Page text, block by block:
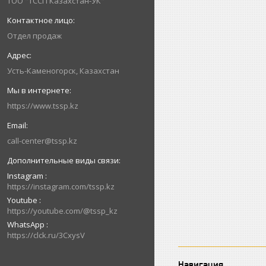
Отдел продаж
Усть-Каменогорск, Казахстан
https://www.tssp.kz
call-center@tssp.kz
Instagram
https://instagram.com/tssp.kz
Youtube
https://youtube.com/@tssp_kz
WhatsApp
https://clck.ru/3CxysV